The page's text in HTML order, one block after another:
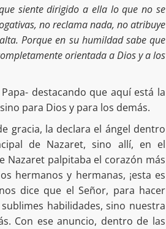
siente dirigido a ella lo que no se
no reclama nada, no atribuye
Porque en su humildad sabe que
orientada a Dios y a los
Papa- destacando que aquí está la
para Dios y para los demás.
gracia, la declara el ángel dentro
de Nazaret, sino allí, en el
Nazaret palpitaba el corazón más
hermanos y hermanas, ¡esta es
dice que el Señor, para hacer
habilidades, sino nuestra
Con ese anuncio, dentro de las